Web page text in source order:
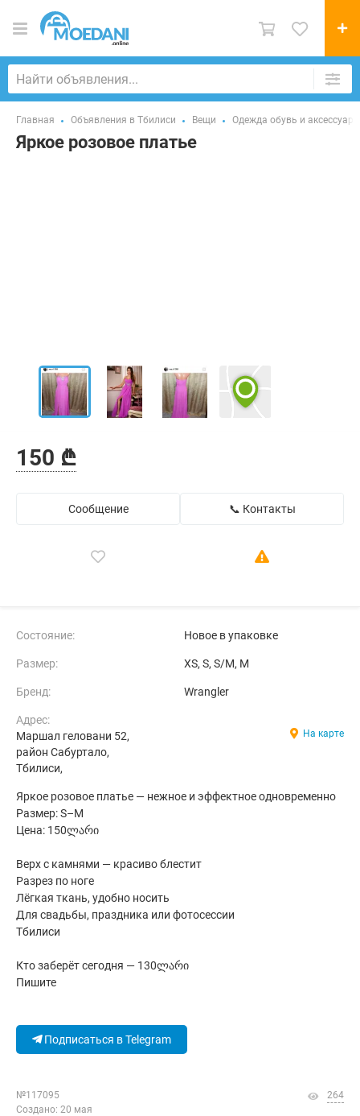
Главная Объявления в Тбилиси Вещи Одежда обувь и аксессуары
Яркое розовое платье
150 ₾
Сообщение 📞 Контакты
Состояние: Новое в упаковке
Размер: XS, S, S/M, M
Бренд: Wrangler
Адрес:
Маршал геловани 52,
район Сабуртало,
Тбилиси,
На карте
Яркое розовое платье — нежное и эффектное одновременно
Размер: S–M
Цена: 150ლარი
Верх с камнями — красиво блестит
Разрез по ноге
Лёгкая ткань, удобно носить
Для свадьбы, праздника или фотосессии
Тбилиси
Кто заберёт сегодня — 130ლარი
Пишите
Подписаться в Telegram
№117095
Создано: 20 мая
264